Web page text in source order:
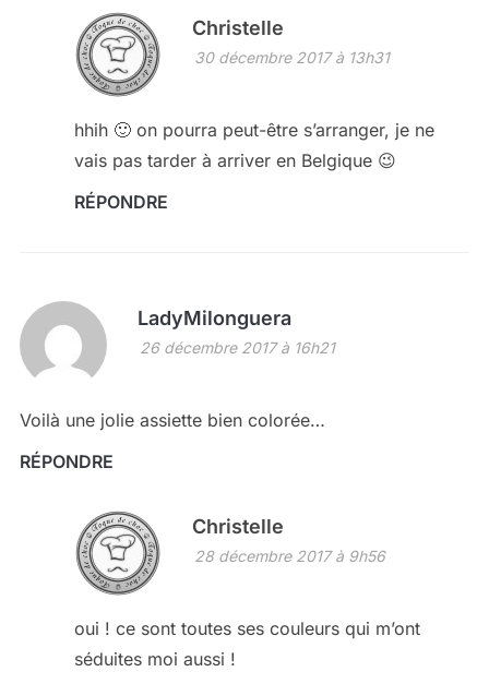
Christelle
30 décembre 2017 à 13h31
hhih 🙂 on pourra peut-être s’arranger, je ne
vais pas tarder à arriver en Belgique 😉
RÉPONDRE
LadyMilonguera
26 décembre 2017 à 16h21
Voilà une jolie assiette bien colorée…
RÉPONDRE
Christelle
28 décembre 2017 à 9h56
oui ! ce sont toutes ses couleurs qui m’ont
séduites moi aussi !